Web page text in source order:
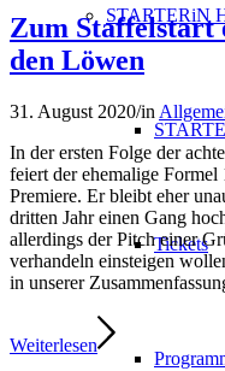
STARTERiN
Tickets
Zum Staffelstart
den Löwen
31. August 2020/in
In der ersten Folge der
feiert der ehemalige
Premiere. Er bleibt eher
dritten Jahr einen Gang
allerdings der Pitch einer
verhandeln einsteigen
in unserer
Weiterlesen